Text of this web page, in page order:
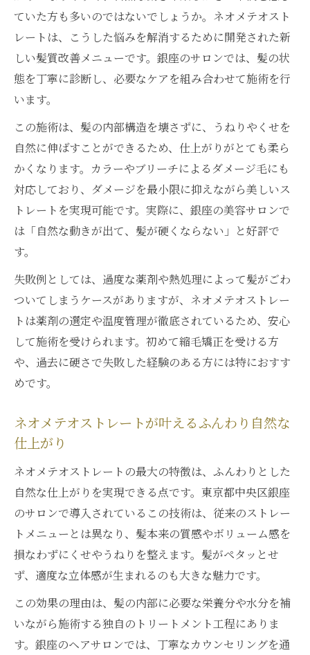
ていた方も多いのではないでしょうか。ネオメテオスト
レートは、こうした悩みを解消するために開発された新
しい髪質改善メニューです。銀座のサロンでは、髪の状
態を丁寧に診断し、必要なケアを組み合わせて施術を行
います。
この施術は、髪の内部構造を壊さずに、うねりやくせを
自然に伸ばすことができるため、仕上がりがとても柔ら
かくなります。カラーやブリーチによるダメージ毛にも
対応しており、ダメージを最小限に抑えながら美しいス
トレートを実現可能です。実際に、銀座の美容サロンで
は「自然な動きが出て、髪が硬くならない」と好評で
す。
失敗例としては、過度な薬剤や熱処理によって髪がごわ
ついてしまうケースがありますが、ネオメテオストレー
トは薬剤の選定や温度管理が徹底されているため、安心
して施術を受けられます。初めて縮毛矯正を受ける方
や、過去に硬さで失敗した経験のある方には特におすす
めです。
ネオメテオストレートが叶えるふんわり自然な
仕上がり
ネオメテオストレートの最大の特徴は、ふんわりとした
自然な仕上がりを実現できる点です。東京都中央区銀座
のサロンで導入されているこの技術は、従来のストレー
トメニューとは異なり、髪本来の質感やボリューム感を
損なわずにくせやうねりを整えます。髪がペタッとせ
ず、適度な立体感が生まれるのも大きな魅力です。
この効果の理由は、髪の内部に必要な栄養分や水分を補
いながら施術する独自のトリートメント工程にありま
す。銀座のヘアサロンでは、丁寧なカウンセリングを通